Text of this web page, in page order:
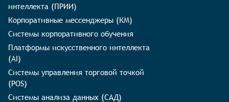
интеллекта (ПРИИ)
Корпоративные мессенджеры (КМ)
Системы корпоративного обучения
Платформы искусственного интеллекта
(AI)
Системы управления торговой точкой
(POS)
Системы анализа данных (САД)